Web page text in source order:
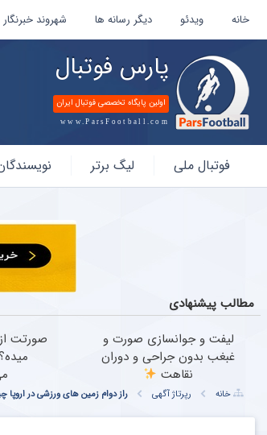
خانه ویدئو دیگر رسانه ها شهروند خبرنگار
پارس فوتبال
اولین پایگاه تخصصی فوتبال ایران
www.ParsFootball.com
فوتبال
فوتبال ملی لیگ برتر
مطالب پیشنهادی
لیفت و جوانسازی صورت و
غبغب بدون جراحی و دوران
نقاهت
صورتت
خانه رپرتاژ آگهی راز دوام زمین های ورزشی در